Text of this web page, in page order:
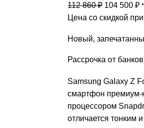
112 860₽
цена
112
860 ₽.
104 500 ₽ *
Цена со скидкой
Новый,
Рассрочка от
Samsung Galaxy Z
смартфон
процессором
отличается тонким